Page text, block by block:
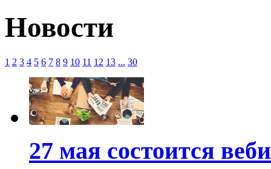
Новости
1 2 3 4 5 6 7 8 9 10 11 12 13 ... 30
27 мая состоится